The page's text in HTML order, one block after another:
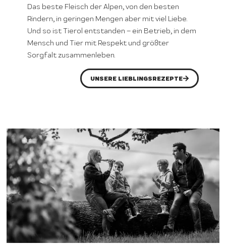
Das beste Fleisch der Alpen, von den besten
Rindern, in geringen Mengen aber mit viel Liebe.
Und so ist Tierol entstanden – ein Betrieb, in dem
Mensch und Tier mit Respekt und größter
Sorgfalt zusammenleben.
UNSERE LIEBLINGSREZEPTE